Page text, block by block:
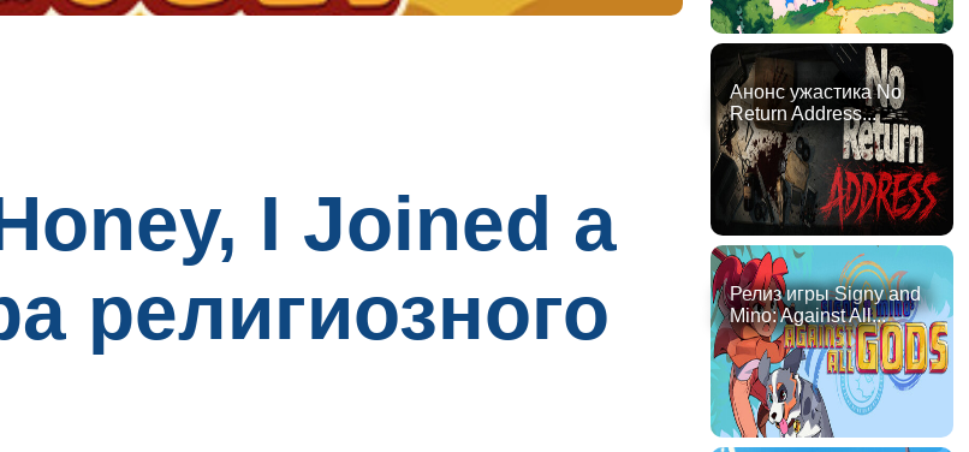
I Joined a
религиозного
Анонс ужастика No
Return Address...
Релиз игры Signy and
Mino: Against All...